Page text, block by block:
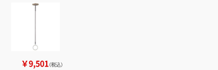
￥9,501（税込）